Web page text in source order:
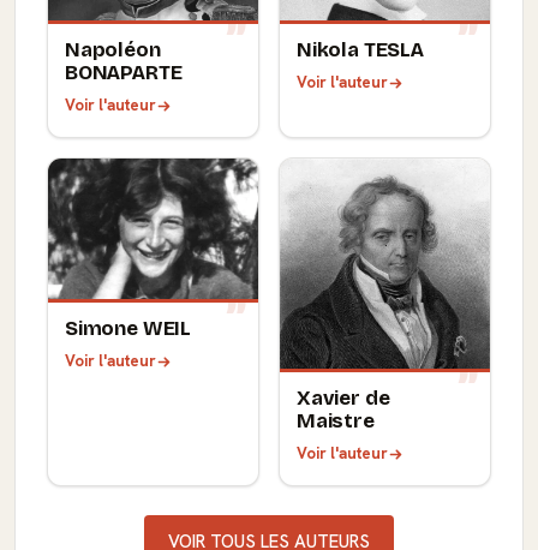
Napoléon
BONAPARTE
Voir l'auteur
Nikola TESLA
Voir l'auteur
Simone WEIL
Voir l'auteur
Xavier de
Maistre
Voir l'auteur
VOIR TOUS LES AUTEURS